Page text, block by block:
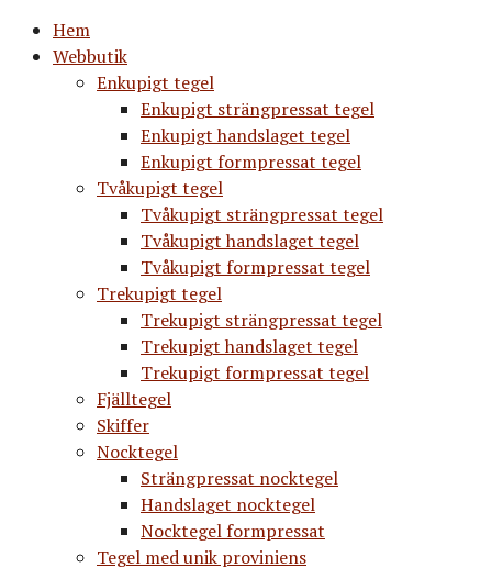
Hem
Webbutik
Enkupigt tegel
Enkupigt strängpressat tegel
Enkupigt handslaget tegel
Enkupigt formpressat tegel
Tvåkupigt tegel
Tvåkupigt strängpressat tegel
Tvåkupigt handslaget tegel
Tvåkupigt formpressat tegel
Trekupigt tegel
Trekupigt strängpressat tegel
Trekupigt handslaget tegel
Trekupigt formpressat tegel
Fjälltegel
Skiffer
Nocktegel
Strängpressat nocktegel
Handslaget nocktegel
Nocktegel formpressat
Tegel med unik proviniens